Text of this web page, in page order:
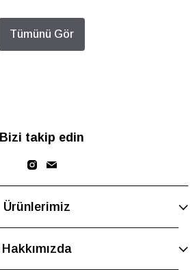
Tümünü Gör
Bizi takip edin
Ürünlerimiz
Hakkımızda